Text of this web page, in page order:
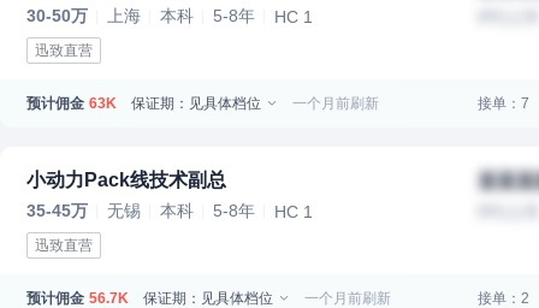
30-50万 上海 本科 5-8年 HC 1
迅致直营
预计佣金 63K 保证期：见具体档位 一个月前刷新 接单：7
小动力Pack线技术副总
35-45万 无锡 本科 5-8年 HC 1
迅致直营
某某
预计佣金 56.7K 保证期：见具体档位 一个月前刷新 接单：2